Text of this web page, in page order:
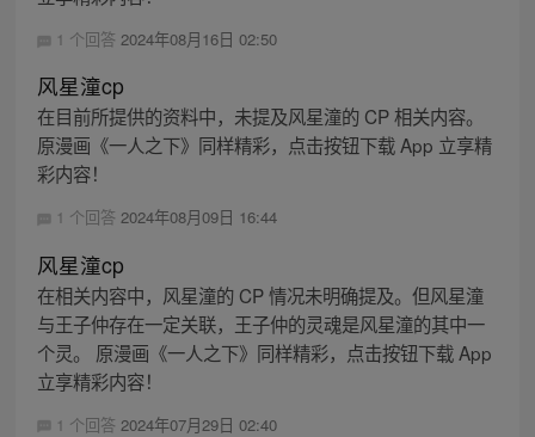
1 个回答 2024年08月16日 02:50
风星潼cp
在目前所提供的资料中，未提及风星潼的 CP 相关内容。
原漫画《一人之下》同样精彩，点击按钮下载 App 立享精
彩内容！
1 个回答 2024年08月09日 16:44
风星潼cp
在相关内容中，风星潼的 CP 情况未明确提及。但风星潼
与王子仲存在一定关联，王子仲的灵魂是风星潼的其中一
个灵。 原漫画《一人之下》同样精彩，点击按钮下载 App
立享精彩内容！
1 个回答 2024年07月29日 02:40